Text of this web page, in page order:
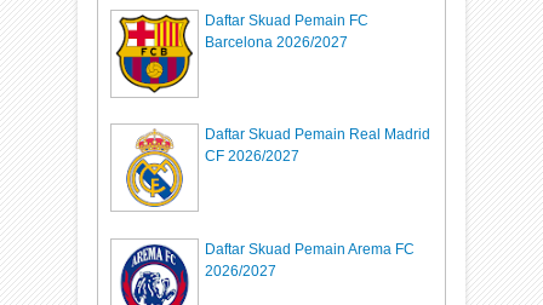
Daftar Skuad Pemain FC
Barcelona 2026/2027
Daftar Skuad Pemain Real Madrid
CF 2026/2027
Daftar Skuad Pemain Arema FC
2026/2027